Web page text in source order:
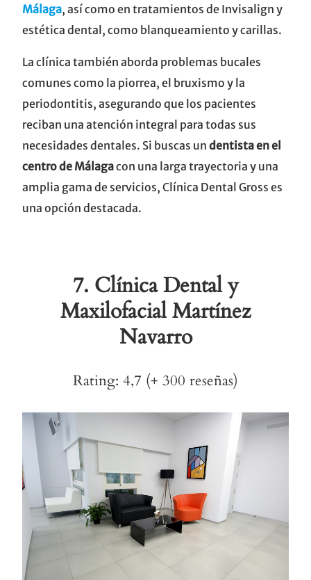
Málaga, así como en tratamientos de Invisalign y
estética dental, como blanqueamiento y carillas.
La clínica también aborda problemas bucales
comunes como la piorrea, el bruxismo y la
periodontitis, asegurando que los pacientes
reciban una atención integral para todas sus
necesidades dentales. Si buscas un dentista en el
centro de Málagacon una larga trayectoria y una
amplia gama de servicios, Clínica Dental Gross es
una opción destacada.
7. Clínica Dental y
Maxilofacial Martínez
Navarro
Rating: 4,7 (+ 300 reseñas)